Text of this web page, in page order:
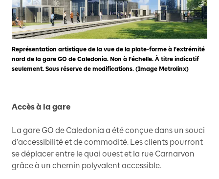
Représentation artistique de la vue de la plate-forme à l'extrémité
nord de la gare GO de Caledonia. Non à l'échelle. À titre indicatif
seulement. Sous réserve de modifications. (Image Metrolinx)
Accès à la gare
La gare GO de Caledonia a été conçue dans un souci
d'accessibilité et de commodité. Les clients pourront
se déplacer entre le quai ouest et la rue Carnarvon
grâce à un chemin polyvalent accessible.